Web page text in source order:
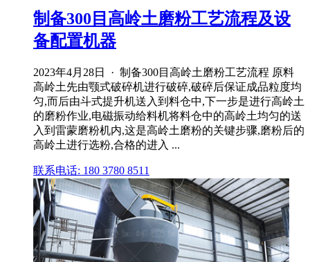
制备300目高岭土磨粉工艺流程及设
备配置机器
2023年4月28日 · 制备300目高岭土磨粉工艺流程 原料
高岭土先由颚式破碎机进行破碎,破碎后保证成品粒度均
匀,而后由斗式提升机送入到料仓中,下一步是进行高岭土
的磨粉作业,电磁振动给料机将料仓中的高岭土均匀的送
入到雷蒙磨粉机内,这是高岭土磨粉的关键步骤,磨粉后的
高岭土进行选粉,合格的进入 ...
联系电话: 180 3780 8511